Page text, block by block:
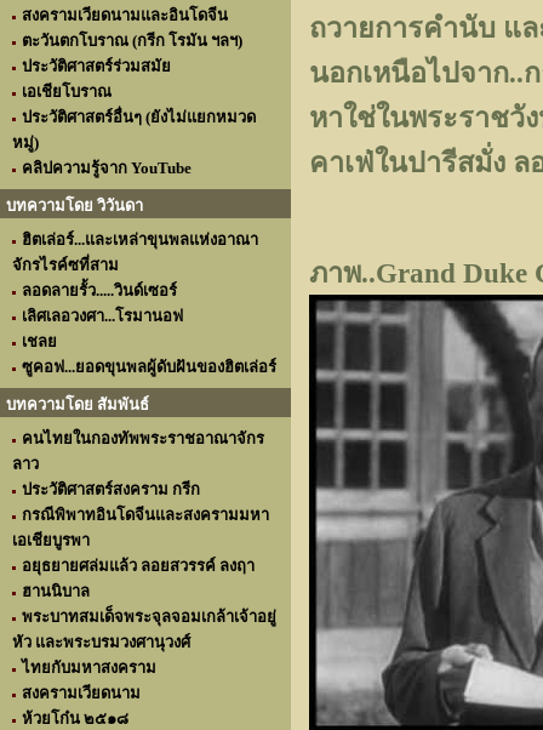
สงครามเวียดนามและอินโดจีน
ตะวันตกโบราณ (กรีก โรมัน ฯลฯ)
ประวัติศาสตร์ร่วมสมัย
เอเชียโบราณ
ประวัติศาสตร์อื่นๆ (ยังไม่แยกหมวด
หมู่)
คลิปความรู้จาก YouTube
บทความโดย วิวันดา
ฮิตเล่อร์...และเหล่าขุนพลแห่งอาณา
จักรไรค์ซที่สาม
ลอดลายรั้ว.....วินด์เซอร์
เลิศเลอวงศา...โรมานอฟ
เชลย
ซูคอฟ...ยอดขุนพลผู้ดับฝันของฮิตเล่อร์
บทความโดย สัมพันธ์
คนไทยในกองทัพพระราชอาณาจักร
ลาว
ประวัติศาสตร์สงคราม กรีก
กรณีพิพาทอินโดจีนและสงครามมหา
เอเชียบูรพา
อยุธยายศล่มแล้ว ลอยสวรรค์ ลงฤา
ฮานนิบาล
พระบาทสมเด็จพระจุลจอมเกล้าเจ้าอยู่
หัว และพระบรมวงศานุวงศ์
ไทยกับมหาสงคราม
สงครามเวียดนาม
ห้วยโก๋น ๒๕๑๘
ถวายการคำนับ แ
นอกเหนือไปจาก..
หาใช่ในพระราชวั
คาเฟ่ในปารีสมั่ง
ภาพ..Grand